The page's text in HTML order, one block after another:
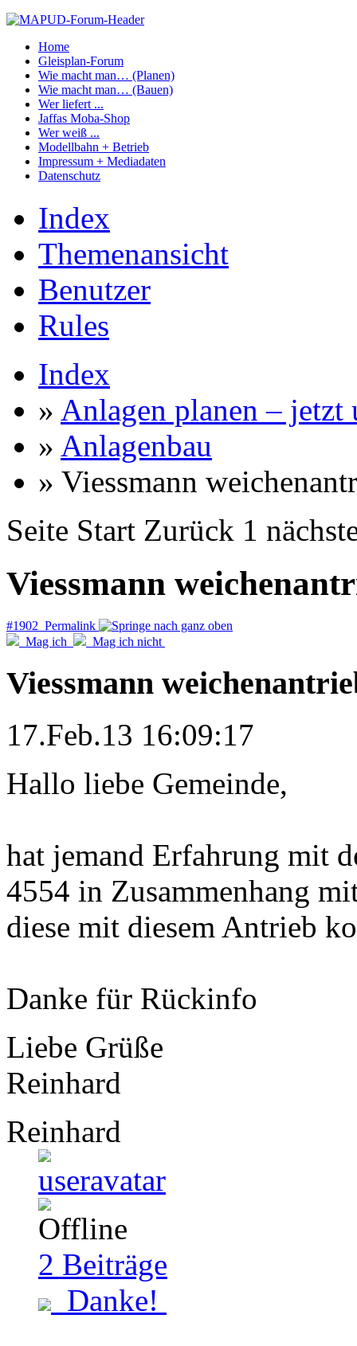
Home
Gleisplan-Forum
Wie macht man… (Planen)
Wie macht man… (Bauen)
Wer liefert ...
Jaffas Moba-Shop
Wer weiß ...
Modellbahn + Betrieb
Impressum + Mediadaten
Datenschutz
Index
Themenansicht
Benutzer
Rules
Index
» Anlagen planen – jetzt
» Anlagenbau
» Viessmann
Seite Start Zurück 1
Viessmann
#1902 Permalink
Mag ich
Mag ich nicht
Viessmann
17.Feb.13 16:09:17
Hallo liebe Gemeinde,
hat jemand Erfahrung mit
4554 in Zusammenhang
diese mit diesem Antrieb
Danke für Rückinfo
Liebe Grüße
Reinhard
Reinhard
2 Beiträge
Danke!